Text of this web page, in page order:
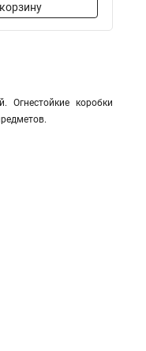
Огнестойкие коробки